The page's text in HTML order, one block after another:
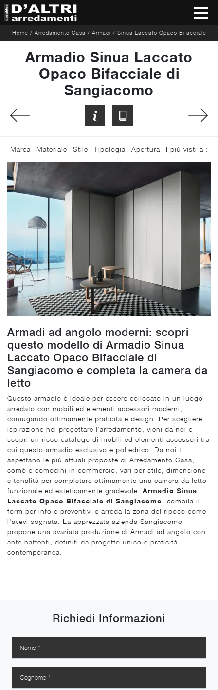
Home / Arredamento Casa / Armadi / Sinua Laccato Opaco Bifacciale
Armadio Sinua Laccato
Opaco Bifacciale di
Sangiacomo
Marca Materiale Stile Tipologia Apertura I più visti a :
Armadi ad angolo moderni: scopri
questo modello di Armadio Sinua
Laccato Opaco Bifacciale di
Sangiacomo e completa la camera da
letto
Questo armadio è ideale per essere collocato in un luogo
arredato con mobili ed elementi accessori moderni,
coniugando ottimamente praticità e design. Per scegliere
ispirazione nel progettare l’arredamento, vieni da noi e
scopri un ricco catalogo di mobili ed elementi accessori tra
cui questo armadio esclusivo e poliedrico. Da noi ti
aspettano le più attuali proposte di Arredamento Casa,
comò e comodini in commercio, vari per stile, dimensione
e tonalità per completare ottimamente una camera da letto
funzionale ed esteticamente gradevole. Armadio Sinua
Laccato Opaco Bifacciale di Sangiacomo: compila il
form per info e preventivi e arreda la zona del riposo come
l'avevi sognata. La apprezzata azienda Sangiacomo
propone una svariata produzione di Armadi ad angolo con
ante battenti, definiti da progetto unico e praticità
contemporanea.
Richiedi Informazioni